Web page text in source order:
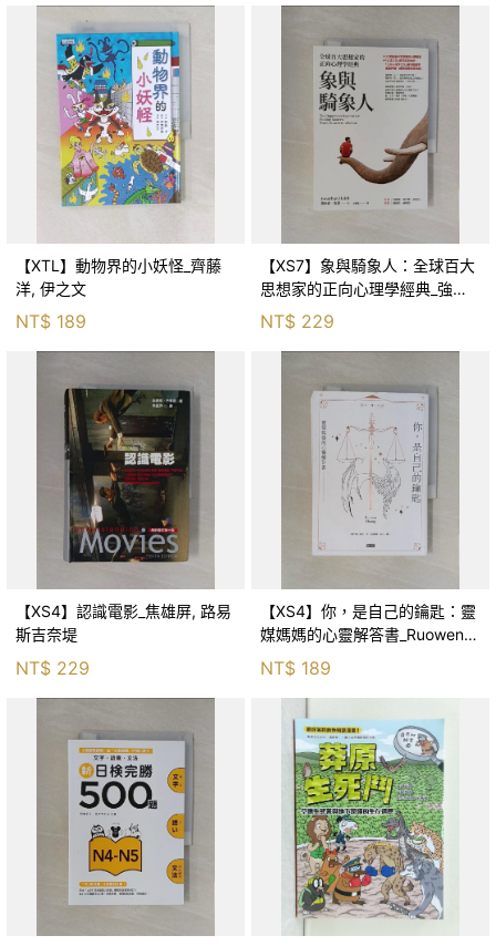
【XTL】動物界的小妖怪_齊藤
洋, 伊之文
NT$ 189
【XS7】象與騎象人：全球百大
思想家的正向心理學經典_強納
森．海德, 李靜瑤
NT$ 229
【XS4】認識電影_焦雄屏, 路易
斯吉奈堤
NT$ 229
【XS4】你，是自己的鑰匙：靈
媒媽媽的心靈解答書_Ruowen
Huang
NT$ 189